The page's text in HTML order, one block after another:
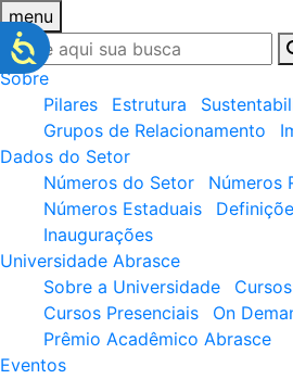
menu
Sobre
Pilares
Estrutura
Grupos de Relacionamento
Dados do Setor
Números do Setor
Números
Números Estaduais
Inaugurações
Universidade Abrasce
Sobre a Universidade
Cursos Presenciais
On
Prêmio Acadêmico Abrasce
Eventos